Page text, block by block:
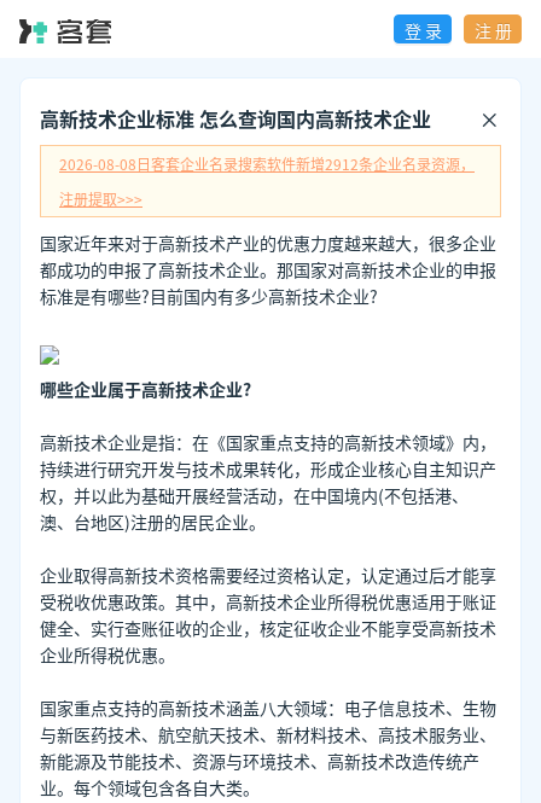
登 录 注 册
高新技术企业标准 怎么查询国内高新技术企业
2026-08-08日客套企业名录搜索软件新增2912条企业名录资源，
注册提取>>>
国家近年来对于高新技术产业的优惠力度越来越大，很多企业
都成功的申报了高新技术企业。那国家对高新技术企业的申报
标准是有哪些?目前国内有多少高新技术企业?
哪些企业属于高新技术企业?
高新技术企业是指：在《国家重点支持的高新技术领域》内，
持续进行研究开发与技术成果转化，形成企业核心自主知识产
权，并以此为基础开展经营活动，在中国境内(不包括港、
澳、台地区)注册的居民企业。
企业取得高新技术资格需要经过资格认定，认定通过后才能享
受税收优惠政策。其中，高新技术企业所得税优惠适用于账证
健全、实行查账征收的企业，核定征收企业不能享受高新技术
企业所得税优惠。
国家重点支持的高新技术涵盖八大领域：电子信息技术、生物
与新医药技术、航空航天技术、新材料技术、高技术服务业、
新能源及节能技术、资源与环境技术、高新技术改造传统产
业。每个领域包含各自大类。